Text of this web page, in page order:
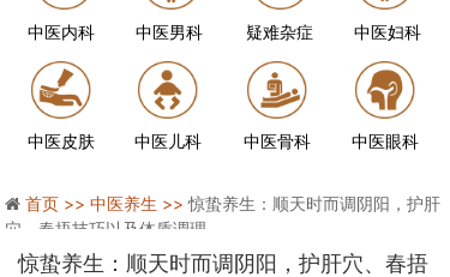
中医内科 中医男科 疑难杂症 中医妇科
中医皮肤 中医儿科 中医骨科 中医眼科
首页 >> 中医养生 >>惊蛰养生：顺天时而调阴阳，护肝
穴、春捂技巧以及体质调理
惊蛰养生：顺天时而调阴阳，护肝穴、春捂